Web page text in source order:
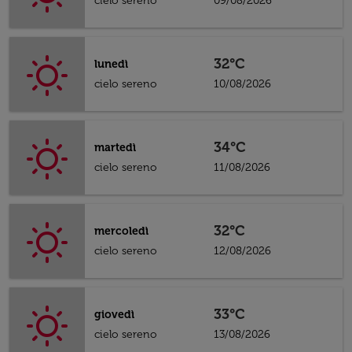
lunedì
cielo sereno
32°C
10/08/2026
martedì
cielo sereno
34°C
11/08/2026
mercoledì
cielo sereno
32°C
12/08/2026
giovedì
cielo sereno
33°C
13/08/2026